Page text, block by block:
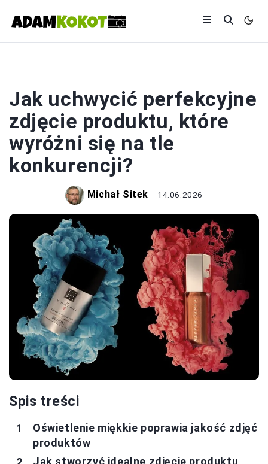
Jak uchwycić perfekcyjne
zdjęcie produktu, które
wyróżni się na tle
konkurencji?
Michał Sitek 14.06.2026
Spis treści
Oświetlenie miękkie poprawia jakość zdjęć
produktów